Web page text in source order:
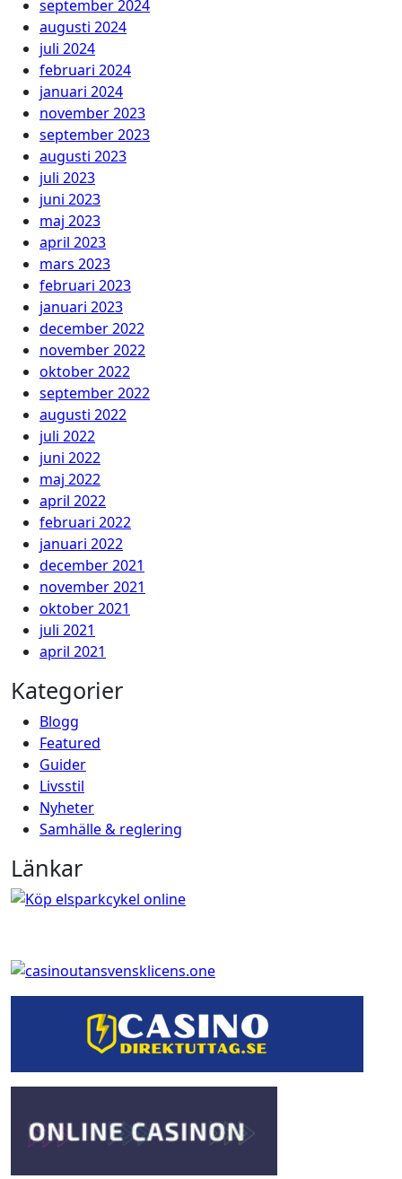
september 2024
augusti 2024
juli 2024
februari 2024
januari 2024
november 2023
september 2023
augusti 2023
juli 2023
juni 2023
maj 2023
april 2023
mars 2023
februari 2023
januari 2023
december 2022
november 2022
oktober 2022
september 2022
augusti 2022
juli 2022
juni 2022
maj 2022
april 2022
februari 2022
januari 2022
december 2021
november 2021
oktober 2021
juli 2021
april 2021
Kategorier
Blogg
Featured
Guider
Livsstil
Nyheter
Samhälle & reglering
Länkar